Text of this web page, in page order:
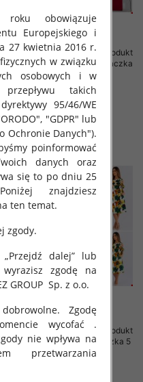
Sukienki damskie (Polska produkt
) Roz Standard , Mix Kolor Paczka
5 szt
40.00 zł
szczegóły
Sukienki damskie (Polska produkt
) Roz 36-44, Mix Kolor Paczka 5
szt
obowiązuje
Europejskiego i
27 kwietnia 2016 r.
w związku
osobowych i w
takich
95/46/WE
"GDPR" lub
Ochronie Danych").
poinformować
danych oraz
się to po dniu 25
znajdziesz
ten temat.
zgody.
dalej” lub
zgodę na
GROUP Sp. z o.o.
Zgodę
wycofać .
nie wpływa na
przetwarzania